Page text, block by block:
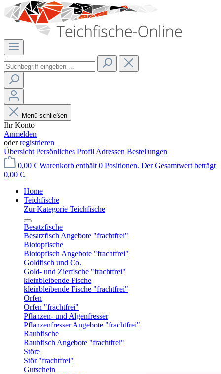
Menü schließen
Ihr Konto
Anmelden
oderregistrieren
Übersicht Persönliches Profil Adressen Bestellungen
0,00 € Warenkorb enthält 0 Positionen. Der Gesamtwert beträgt
0,00 €.
Home
Teichfische
Zur Kategorie Teichfische
Besatzfische
Besatzfisch Angebote "frachtfrei"
Biotopfische
Biotopfisch Angebote "frachtfrei"
Goldfisch und Co.
Gold- und Zierfische "frachtfrei"
kleinbleibende Fische
kleinbleibende Fische "frachtfrei"
Orfen
Orfen "frachtfrei"
Pflanzen- und Algenfresser
Pflanzenfresser Angebote "frachtfrei"
Raubfische
Raubfisch Angebote "frachtfrei"
Störe
Stör "frachtfrei"
Gutschein